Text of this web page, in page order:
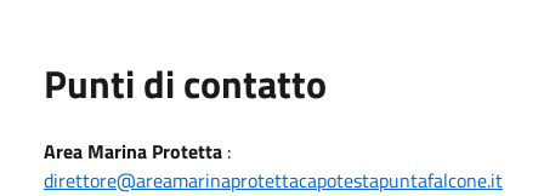
Punti di contatto
Area Marina Protetta :
direttore@areamarinaprotettacapotestapuntafalcone.it